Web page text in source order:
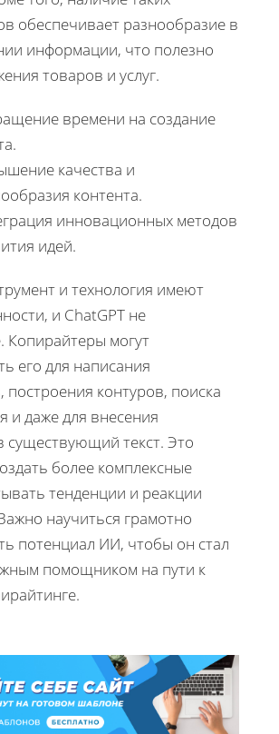
обеспечивает разнообразие в
информации, что полезно
товаров и услуг.
времени на создание
качества и
контента.
инновационных методов
идей.
и технология имеют
и ChatGPT не
Копирайтеры могут
его для написания
построения контуров, поиска
и даже для внесения
существующий текст. Это
более комплексные
тенденции и реакции
научиться грамотно
потенциал ИИ, чтобы он стал
помощником на пути к